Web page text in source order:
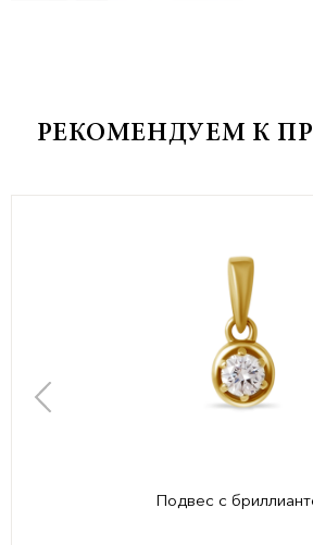
РЕКОМЕНДУЕМ К
Подвес с